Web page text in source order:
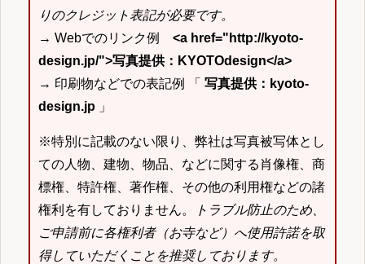
りのクレジット表記が必要です。
→ Webでのリンク例 <a href="http://kyoto-
design.jp/">写真提供：KYOTOdesign</a>
→ 印刷物などでの表記例 「 写真提供：kyoto-
design.jp 」
※特別に記載のない限り、弊社は写真被写体とし
ての人物、建物、物品、などに関する肖像権、商
標権、特許権、著作権、その他の利用権などの諸
権利を有しておりません。
トラブル防止のため、
ご申請前に各権利者（お寺など）へ使用許諾を取
得していただくことを推奨しております。